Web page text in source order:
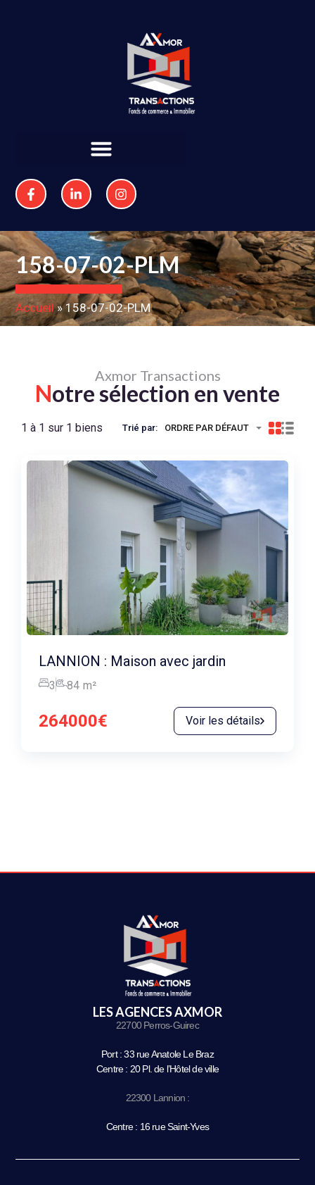
158-07-02-PLM
Accueil»158-07-02-PLM
Axmor Transactions
Notre sélection en vente
1 à 1 sur 1 biens Trié par: ORDRE PAR DÉFAUT
LANNION : Maison avec jardin
3 84 m²
264000€ Voir les détails
LES AGENCES AXMOR
22700 Perros-Guirec
Port : 33 rue Anatole Le Braz
Centre : 20 Pl. de l’Hôtel de ville
22300 Lannion :
Centre : 16 rue Saint-Yves